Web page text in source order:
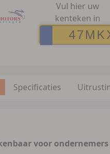
Vul hier uw
kenteken in
Specificaties
voor